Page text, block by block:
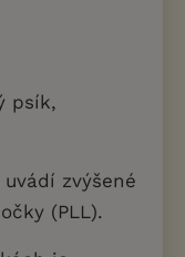
psík,
zvýšené
(PLL).